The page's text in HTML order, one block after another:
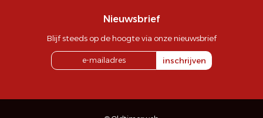
Nieuwsbrief
Blijf steeds op de hoogte via onze nieuwsbrief
inschrijven